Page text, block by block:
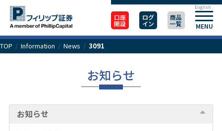
口座
開設
ログ
イン
商品
一覧 MENU
English
TOP / Information / News / 3091
お知らせ
お知らせ